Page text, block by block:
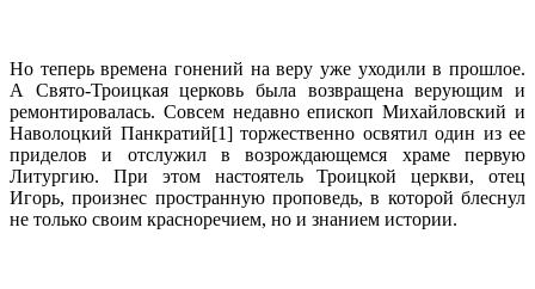
Но теперь времена гонений на веру уже уходили в прошлое.
А Свято-Троицкая церковь была возвращена верующим и
ремонтировалась. Совсем недавно епископ Михайловский и
Наволоцкий Панкратий[1] торжественно освятил один из ее
приделов и отслужил в возрождающемся храме первую
Литургию. При этом настоятель Троицкой церкви, отец
Игорь, произнес пространную проповедь, в которой блеснул
не только своим красноречием, но и знанием истории.